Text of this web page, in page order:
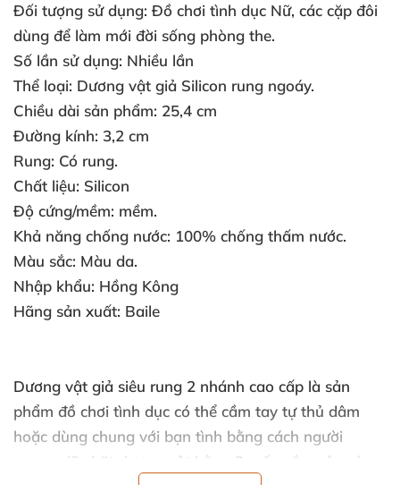
Đối tượng sử dụng: Đồ chơi tình dục Nữ, các cặp đôi
dùng để làm mới đời sống phòng the.
Số lần sử dụng: Nhiều lần
Thể loại: Dương vật giả Silicon rung ngoáy.
Chiều dài sản phẩm: 25,4 cm
Đường kính: 3,2 cm
Rung: Có rung.
Chất liệu: Silicon
Độ cứng/mềm: mềm.
Khả năng chống nước: 100% chống thấm nước.
Màu sắc: Màu da.
Nhập khẩu: Hồng Kông
Hãng sản xuất: Baile
Dương vật giả siêu rung 2 nhánh cao cấp là sản
phẩm đồ chơi tình dục có thể cầm tay tự thủ dâm
hoặc dùng chung với bạn tình bằng cách người
mang giữ chặt dương vật bằng 2 mấu cắm sâu vào